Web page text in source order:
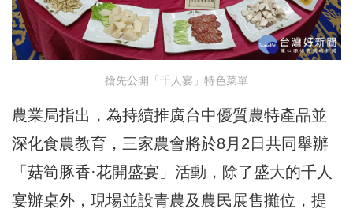
搶先公開「千人宴」特色菜單
農業局指出，為持續推廣台中優質農特產品並
深化食農教育，三家農會將於8月2日共同舉辦
「菇筍豚香·花開盛宴」活動，除了盛大的千人
宴辦桌外，現場並設青農及農民展售攤位，提